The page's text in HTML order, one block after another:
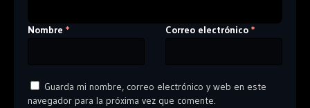
Nombre * Correo electrónico *
Guarda mi nombre, correo electrónico y web en este
navegador para la próxima vez que comente.